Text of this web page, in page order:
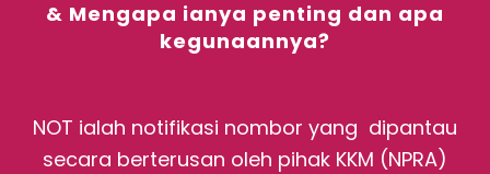
& Mengapa ianya penting dan apa
kegunaannya?
NOT ialah notifikasi nombor yang dipantau
secara berterusan oleh pihak KKM (NPRA)